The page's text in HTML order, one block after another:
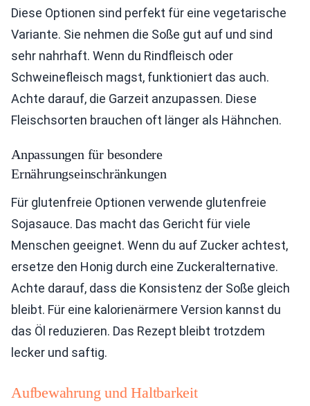
Diese Optionen sind perfekt für eine vegetarische
Variante. Sie nehmen die Soße gut auf und sind
sehr nahrhaft. Wenn du Rindfleisch oder
Schweinefleisch magst, funktioniert das auch.
Achte darauf, die Garzeit anzupassen. Diese
Fleischsorten brauchen oft länger als Hähnchen.
Anpassungen für besondere
Ernährungseinschränkungen
Für glutenfreie Optionen verwende glutenfreie
Sojasauce. Das macht das Gericht für viele
Menschen geeignet. Wenn du auf Zucker achtest,
ersetze den Honig durch eine Zuckeralternative.
Achte darauf, dass die Konsistenz der Soße gleich
bleibt. Für eine kalorienärmere Version kannst du
das Öl reduzieren. Das Rezept bleibt trotzdem
lecker und saftig.
Aufbewahrung und Haltbarkeit